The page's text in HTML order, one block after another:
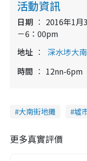
活動資訊
日期
2016年1月
－6：00pm
地址
深水埗大
時間 12nn-6pm
大南街地攤 墟
更多真實評價